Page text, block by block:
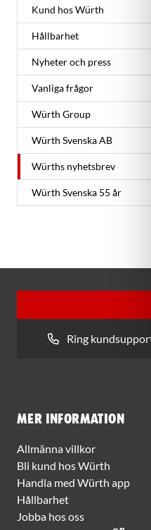
Kund hos Würth
Hållbarhet
Nyheter och press
Vanliga frågor
Würth Group
Würth Svenska AB
Würths nyhetsbrev
Würth Svenska 55 år
Ring
Mer information
Allmänna villkor
Bli kund hos Würth
Handla med Würth app
Hållbarhet
Jobba hos oss